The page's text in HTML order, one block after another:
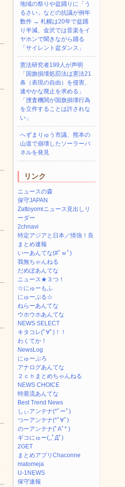
地域の祭りや盆踊りに「う
るさい」などの抗議が例年
数件 → 札幌は20年で盆踊
り半減、金沢では音楽をイ
ヤホンで聞きながら踊る
「サイレント盆ダンス」
憲法研究者199人が声明
「国旗損壊処罰法は憲法21
条（表現の自由）を侵害、
速やかな廃止を求める」
「捜査機関が国旗損壊行為
を立件することは許されな
い」
へずまりゅう市議、熊本の
山道で崩壊したソーラーパ
ネルを発見
リンク
ニュースの森
保守JAPAN
Zattoyomiニュース見出しリ
ーダー
2chnavi
特定アジアと日本／情強！良
まとめ速報
いーあんてな(#ﾟｗﾟ)
我無ちゃんねる
だめぽあんてな
ニュース★３つ！
☆にゅーもふ
にゅーぷる☆
ねらーあんてな
ウホウホあんてな
NEWS SELECT
キタコレ(ﾟ∀ﾟ)！！
わくてか！
NewsLog
にゅーぷろ
アナログあんてな
２ｃｈまとめちゃんねる
NEWS CHOICE
特亜流あんてな
Best Trend News
しぃアンテナ(*ﾟーﾟ)
つーアンテナ(*ﾟ∀ﾟ)
のーアンテナ(ﾟAﾟ* )
ギコにゅー(,,ﾟДﾟ)
2GET
まとめアプリChaconne
matomeja
U-1NEWS
保守速報